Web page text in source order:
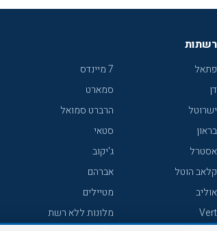
רשתות
פתאל
דן
ישרוטל
בראון
אסטרל
קלאב הוטל
אוליב
Vert
7 מיינדס
סמארט
הרברט סמואל
סטאי
ג'יקוב
אברהם
מטיילים
מלונות ללא רשת